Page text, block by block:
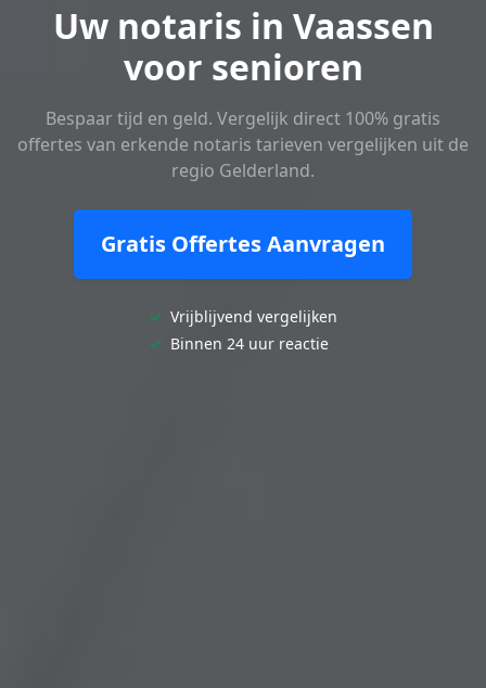
Uw notaris in Vaassen
voor senioren
Bespaar tijd en geld. Vergelijk direct 100% gratis
offertes van erkende notaris tarieven vergelijken uit de
regio Gelderland.
Gratis Offertes Aanvragen
✓ Vrijblijvend vergelijken
✓ Binnen 24 uur reactie